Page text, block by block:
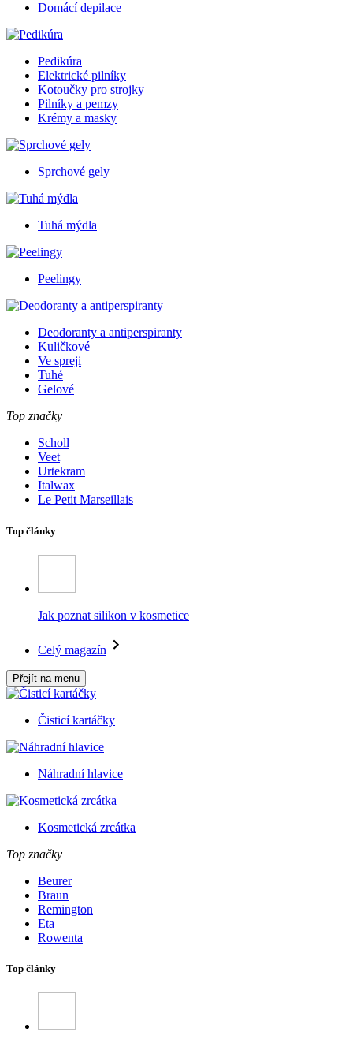
Domácí depilace
Pedikúra
Elektrické pilníky
Kotoučky pro strojky
Pilníky a pemzy
Krémy a masky
Sprchové gely
Tuhá mýdla
Peelingy
Deodoranty a antiperspiranty
Kuličkové
Ve spreji
Tuhé
Gelové
Top značky
Scholl
Veet
Urtekram
Italwax
Le Petit Marseillais
Top články
Jak poznat silikon v kosmetice
Celý magazín
Přejít na menu
Čisticí kartáčky
Náhradní hlavice
Kosmetická zrcátka
Top značky
Beurer
Braun
Remington
Eta
Rowenta
Top články